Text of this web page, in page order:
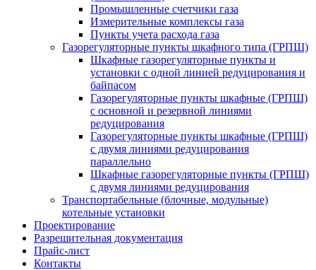
Промышленные счетчики газа
Измерительные комплексы газа
Пункты учета расхода газа
Газорегуляторные пункты шкафного типа (ГРПШ)
Шкафные газорегуляторные пункты и
установки c одной линией редуцирования и
байпасом
Газорегуляторные пункты шкафные (ГРПШ)
с основной и резервной линиями
редуцирования
Газорегуляторные пункты шкафные (ГРПШ)
с двумя линиями редуцирования
параллельно
Шкафные газорегуляторные пункты (ГРПШ)
c двумя линиями редуцирования
Транспортабельные (блочные, модульные)
котельные установки
Проектирование
Разрешительная документация
Прайс-лист
Контакты